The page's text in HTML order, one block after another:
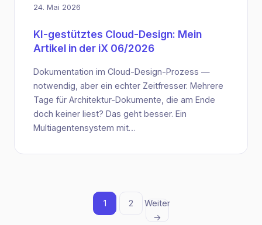
24. Mai 2026
KI-gestütztes Cloud-Design: Mein
Artikel in der iX 06/2026
Dokumentation im Cloud-Design-Prozess —
notwendig, aber ein echter Zeitfresser. Mehrere
Tage für Architektur-Dokumente, die am Ende
doch keiner liest? Das geht besser. Ein
Multiagentensystem mit…
1 2
Weiter
→